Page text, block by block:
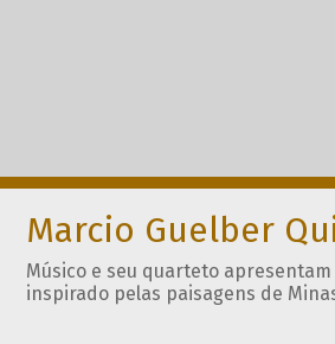
Marcio Guelber
Músico e seu quarteto
inspirado pelas paisagens de